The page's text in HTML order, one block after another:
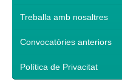
Treballa amb nosaltres
Convocatòries anteriors
Política de Privacitat